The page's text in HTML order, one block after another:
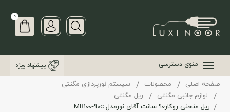
0
منوی دسترسی پیشنهاد ویژه
صفحه اصلی محصولات
سیستم نورپردازی مگنتی
لوازم جانبی مگنتی
ریل مگنتی
ریل منحنی روکار90 سانت آقای نورمدل MR100-90c